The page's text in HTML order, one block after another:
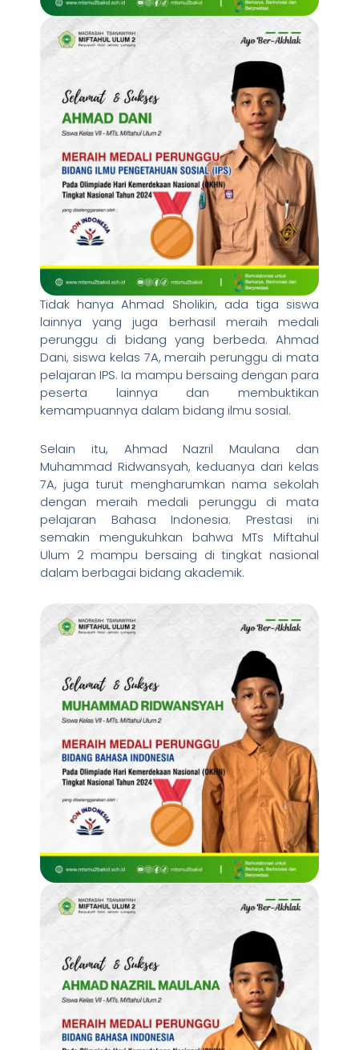
Tidak hanya Ahmad Sholikin, ada tiga siswa
lainnya yang juga berhasil meraih medali
perunggu di bidang yang berbeda. Ahmad
Dani, siswa kelas 7A, meraih perunggu di mata
pelajaran IPS. Ia mampu bersaing dengan para
peserta lainnya dan membuktikan
kemampuannya dalam bidang ilmu sosial.
Selain itu, Ahmad Nazril Maulana dan
Muhammad Ridwansyah, keduanya dari kelas
7A, juga turut mengharumkan nama sekolah
dengan meraih medali perunggu di mata
pelajaran Bahasa Indonesia. Prestasi ini
semakin mengukuhkan bahwa MTs Miftahul
Ulum 2 mampu bersaing di tingkat nasional
dalam berbagai bidang akademik.